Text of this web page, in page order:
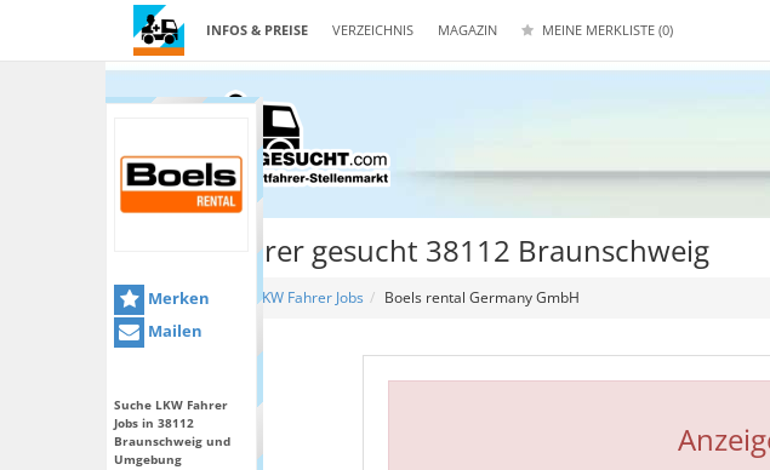
INFOS & PREISE VERZEICHNIS MAGAZIN MEINE MERKLISTE (0)
Lkw Fahrer gesucht 38112 Braunschweig
Home LKW Fahrer Jobs Boels rental Germany GmbH
Merken
Mailen
Suche LKW Fahrer
Jobs in 38112
Braunschweig und
Umgebung